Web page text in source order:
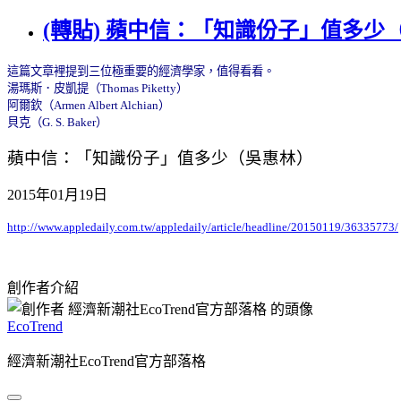
(轉貼) 蘋中信：「知識份子」值多少
這篇文章裡提到三位極重要的經濟學家，值得看看。
湯瑪斯．皮凱提（Thomas Piketty）
阿爾欽（Armen Albert Alchian）
貝克（G. S. Baker）
蘋中信：「知識份子」值多少（吳惠林）
2015年01月19日
http://www.appledaily.com.tw/appledaily/article/headline/20150119/36335773/
創作者介紹
EcoTrend
經濟新潮社EcoTrend官方部落格